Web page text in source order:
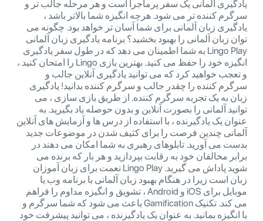
یادگیری آلمانی یک سفر پرماجرا است و هر مرحله جالب تر و
سرگرم کننده تر می شود. هرچه انگیزه شما بالاتر باشد ،
یادگیری زبان آلمانی برای شما آسان تر خواهد بود. چگونه می
توان زبان آلمانی را بهبود بخشید؟ برنامه یادگیری زبان آلمانی
Lingo Play به شما اطمینان می دهد که در طول سفر یادگیری
انگیزه خود را حفظ می کنید. بهترین بازی Lingo را امتحان کنید ،
و تعجب خواهید کرد که می توانید یادگیری آنلاین جالب و
سرگرم کننده را چقدر جالب و سرگرم کننده بدانید! یادگیری
زبان به یک تجربه سرگرم کننده. از طریق بازی سازی ، می
توانید آلمانی را بصورت آنلاین و بدون حوصله یاد بگیرید. به
عنوان یک یادگیرنده ، با استفاده از درس ها و آزمایش های آنلاین
آلمانی چندین فرصت را برای کثیف شدن در موضوعات جدید
بدست می آورید. تابلوهای رهبری به شما امکان می دهند در
برابر مخالفان خود به رقابت بپردازید و هر بار که برنده می
شوید پاداش می گیرید. Lingo Play نعمت برای زبان آموزان
زبان است زیرا در هنگام بهبود زبان آلمانی با برنامه وب یا
موبایل برای iOS و Android ، تشویق و انگیزه مداوم را فراهم
می کند. تکنیک Gamification باعث می شود که شما سرگرم و
با انگیزه بمانید. به عنوان یک یادگیرنده ، می توانید پیشرفت خود